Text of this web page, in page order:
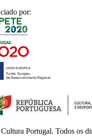
por:
Portugal. Todos os